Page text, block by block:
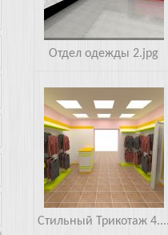
Отдел одежды 2.jpg
Трикотаж 4.jpg
Стильный Трикотаж